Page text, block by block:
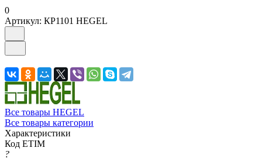
0
Артикул: КР1101 HEGEL
Все товары HEGEL
Все товары категории
Характеристики
Код ETIM
?